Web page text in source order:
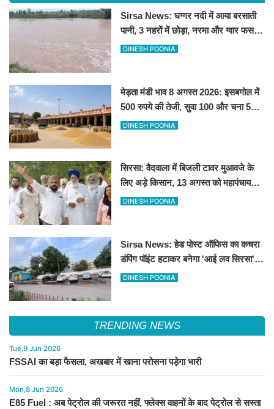
Sirsa News: घग्गर नदी में आया बरसाती
पानी, 3 नहरों में छोड़ा, नरमा और ग्वार फसल
को फायदा
DINESH POONIA
मेड़ता मंडी भाव 8 अगस्त 2026: इसबगोल में
500 रुपये की तेजी, सुवा 100 और चना 50
रूपए मंदे
DINESH POONIA
सिरसा: वैदवाला में बिजली टावर मुआवजे के
लिए अड़े किसान, 13 अगस्त को महापंचायत
का ऐलान
DINESH POONIA
Sirsa News: हेड पोस्ट ऑफिस का कचरा
डंपिंग पॉइंट हटाकर बनेगा 'आई लव सिरसा'
सेल्फी पॉइंट
DINESH POONIA
TRENDING NEWS
Tue,9 Jun 2026
FSSAI का बड़ा फैसला, अखबार में खाना परोसना पड़ेगा भारी
Mon,8 Jun 2026
E85 Fuel : अब पेट्रोल की जरूरत नहीं, फ्लेक्स वाहनों के बाद पेट्रोल से सस्ता